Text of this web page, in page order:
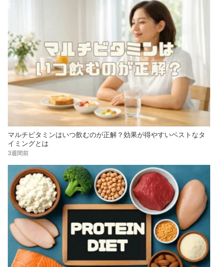
マルチビタミンはいつ飲むのが正解？効果が得やすいベストなタ
イミングとは
3週間前